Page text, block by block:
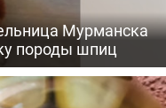
Мурманска
породы шпиц